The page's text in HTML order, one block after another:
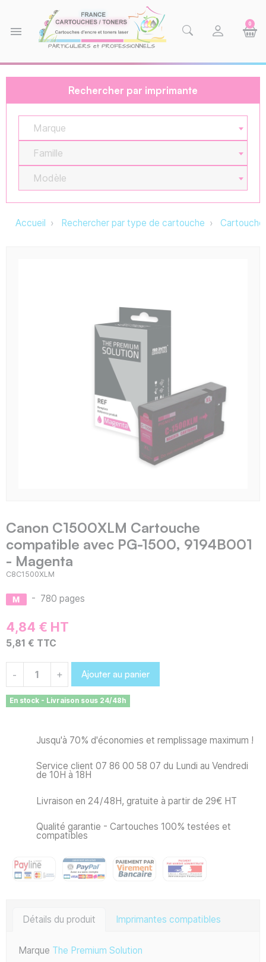
menu
0
Rechercher par imprimante
Marque
Famille
Modèle
Accueil Rechercher par type de cartouche
Canon C1500XLM Cartouche
compatible avec PG-1500, 9194B001
- Magenta
C8C1500XLM
- 780 pages
4,84 € HT
5,81 € TTC
- + Ajouter au panier
En stock - Livraison sous 24/48h
Jusqu'à 70% d'économies et remplissage maximum !
Service client 07 86 00 58 07 du Lundi au Vendredi
de 10H à 18H
Livraison en 24/48H, gratuite à partir de 29€ HT
Qualité garantie - Cartouches 100% testées et
compatibles
Détails du produit Imprimantes compatibles
Marque The Premium Solution